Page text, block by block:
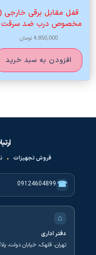
قفل مقابل برقی خارجی
مخصوص درب ضد
4,850,000تومان
افزودن به سبد خرید
فروش تجهیزات •
☎
09124604899
⌂
دفتر اداری
تهران، قلهک، خیابان دولت، پلاک